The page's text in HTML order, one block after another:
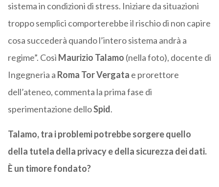
sistema in condizioni di stress. Iniziare da situazioni
troppo semplici comporterebbe il rischio di non capire
cosa succederà quando l’intero sistema andrà a
regime”. Così Maurizio Talamo (nella foto), docente di
Ingegneria a Roma Tor Vergata e prorettore
dell’ateneo, commenta la prima fase di
sperimentazione delloSpid.
Talamo, tra i problemi potrebbe sorgere quello
della tutela della privacy e della sicurezza dei dati.
È un timore fondato?